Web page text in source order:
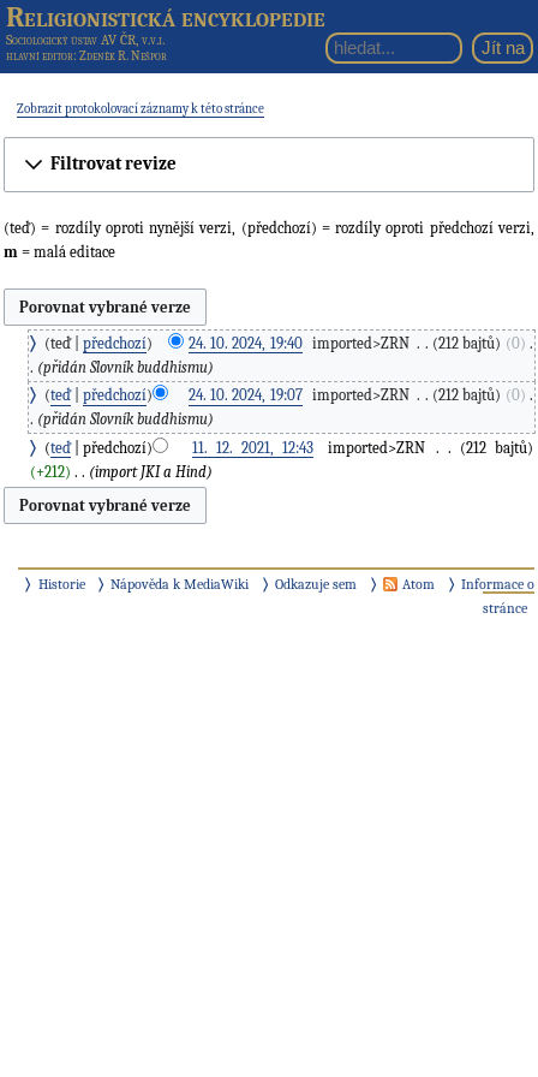
Religionistická encyklopedie
Sociologický ústav AV ČR, v.v.i.
hlavní editor: Zdeněk R. Nešpor
Zobrazit protokolovací záznamy k této stránce
Filtrovat revize
(teď) = rozdíly oproti nynější verzi, (předchozí) = rozdíly oproti předchozí verzi,
m = malá editace
teď předchozí 24. 10. 2024, 19:40‎ imported>ZRN ‎ 212 bajtů 0 ‎
přidán Slovník buddhismu
teď
předchozí 24. 10. 2024, 19:07‎ imported>ZRN ‎ 212 bajtů 0 ‎
přidán Slovník buddhismu
teď
předchozí 11. 12. 2021, 12:43‎ imported>ZRN ‎
212 bajtů
+212 ‎ import JKI a Hind
Historie Nápověda k MediaWiki Odkazuje sem Atom
Informace o
stránce